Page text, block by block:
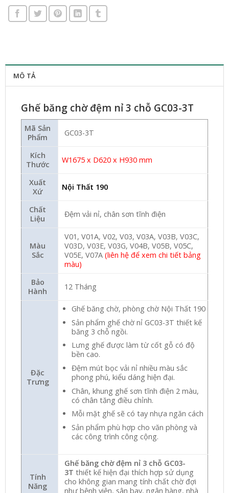
MÔ TẢ
Ghế băng chờ đệm nỉ 3 chỗ GC03-3T
Mã Sản
Phẩm
GC03-3T
Kích
Thước
W1675 x D620 x H930 mm
Xuất
Xứ
Nội Thất 190
Chất
Liệu
Đệm vải nỉ, chân sơn tĩnh điện
Màu
Sắc
V01, V01A, V02, V03, V03A, V03B, V03C,
V03D, V03E, V03G, V04B, V05B, V05C,
V05E, V07A(liên hệ để xem chi tiết bảng
màu)
Bảo
Hành
12 Tháng
Đặc
Trưng
Ghế băng chờ, phòng chờ Nội Thất 190
Sản phẩm ghế chờ nỉ GC03-3T thiết kế
băng 3 chỗ ngồi.
Lưng ghế được làm từ cốt gỗ có độ
bền cao.
Đệm mút bọc vải nỉ nhiều màu sắc
phong phú, kiểu dáng hiện đại.
Chân, khung ghế sơn tĩnh điện 2 màu,
có chân tăng điều chỉnh.
Mỗi mặt ghế sẽ có tay nhựa ngăn cách
Sản phẩm phù hợp cho văn phòng và
các công trình công cộng.
Tính
Năng
Ghế băng chờ đệm nỉ 3 chỗ GC03-
3T thiết kế hiện đại thích hợp sử dụng
cho không gian mang tính chất chờ đợi
như bệnh viện, sân bay, ngân hàng, nhà